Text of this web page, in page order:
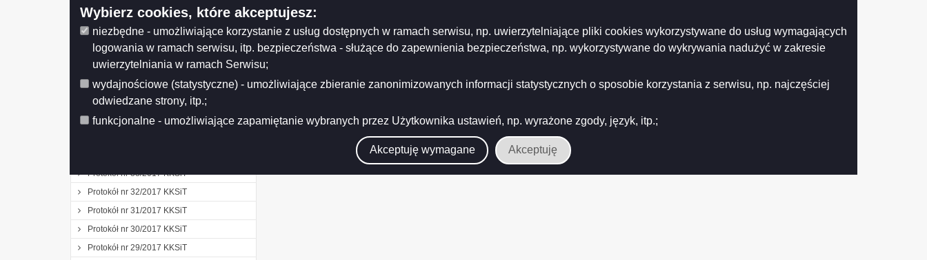
Wybierz cookies, które akceptujesz:
niezbędne - umożliwiające korzystanie z usług dostępnych w ramach serwisu, np. uwierzytelniające pliki cookies wykorzystywane do usług wymagających
logowania w ramach serwisu, itp. bezpieczeństwa - służące do zapewnienia bezpieczeństwa, np. wykorzystywane do wykrywania nadużyć w zakresie
uwierzytelniania w ramach Serwisu;
wydajnościowe (statystyczne) - umożliwiające zbieranie zanonimizowanych informacji statystycznych o sposobie korzystania z serwisu, np. najczęściej
odwiedzane strony, itp.;
funkcjonalne - umożliwiające zapamiętanie wybranych przez Użytkownika ustawień, np. wyrażone zgody, język, itp.;
Akceptuję wymagane Akceptuję
Protokół nr 41/2018 KKSiT
Protokół Nr 36/2018 KKSiT
Protokół nr 35/2018 KKSiT
Protokół nr 26/2018
Protokół nr 40/2018 KKSiT
Protokół nr 39/2018
Protokół nr 38/2018 KKSiT
Protokół nr 33/2017 KKSiT
Protokół nr 32/2017 KKSiT
Protokół nr 31/2017 KKSiT
Protokół nr 30/2017 KKSiT
Protokół nr 29/2017 KKSiT